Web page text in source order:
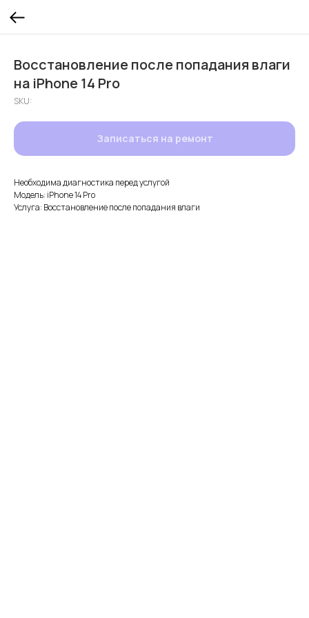
Восстановление после попадания влаги
на iPhone 14 Pro
SKU:
Записаться на ремонт
Необходима диагностика перед услугой
Модель: iPhone 14 Pro
Услуга: Восстановление после попадания влаги